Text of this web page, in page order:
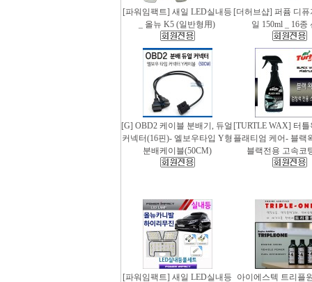
[파워임팩트] 새일 LED실내등
_ 올뉴 K5 (일반형用)
[더허브샵] 퍼퓸 디
일 150ml _ 16종
[G] OBD2 케이블 분배기, 듀얼
커넥터(16핀)- 엘보우타입 Y형
분배케이블(50CM)
[TURTLE WAX] 터
플래티엄 케어- 블랙
블랙전용 고속코
[파워임팩트] 새일 LED실내등 아이에스텍 트리플